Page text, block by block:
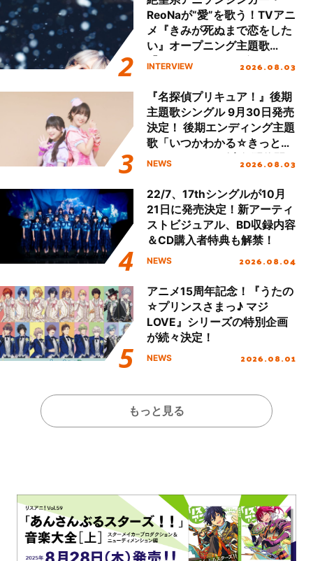
ReoNaが“愛”を歌う！TVアニ
メ『きみが死ぬまで恋をした
い』オープニング主題歌
「Amore」インタビュー
INTERVIEW 2026.08.03
『名探偵プリキュア！』後期
主題歌シングル 9月30日発売
決定！ 後期エンディング主題
歌「いつかわかる☆きっとあ
える」TVサイズ先行配信開
NEWS 2026.08.03
22/7、17thシングルが10月
21日に発売決定！新アーティ
ストビジュアル、BD収録内容
＆CD購入者特典も解禁！
NEWS 2026.08.04
アニメ15周年記念！『うたの
☆プリンスさまっ♪ マジ
LOVE』シリーズの特別企画
が続々決定！
NEWS 2026.08.01
もっと見る